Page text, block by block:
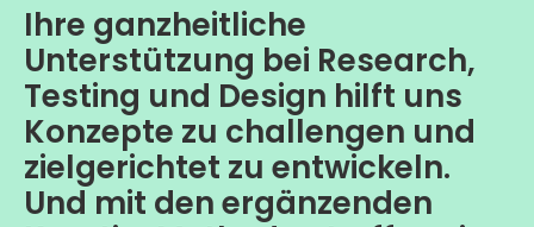
Ihre ganzheitliche
Unterstützung bei Research,
Testing und Design hilft uns
Konzepte zu challengen und
zielgerichtet zu entwickeln.
Und mit den ergänzenden